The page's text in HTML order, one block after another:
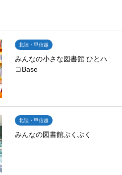
北陸・甲信越
みんなの小さな図書館 ひとハ
コBase
北陸・甲信越
みんなの図書館ぶくぶく